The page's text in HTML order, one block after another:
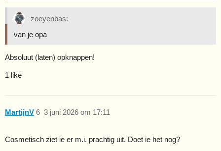
zoeyenbas:
van je opa
Absoluut (laten) opknappen!
1 like
MartijnV 3 juni 2026 om 17:11
6
Cosmetisch ziet ie er m.i. prachtig uit. Doet ie het nog?